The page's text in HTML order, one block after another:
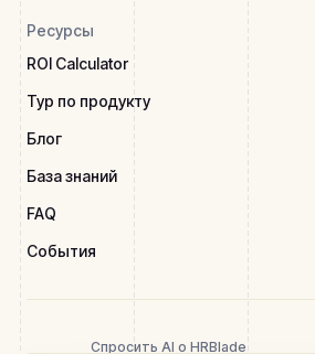
Ресурсы
ROI Calculator
Тур по продукту
Блог
База знаний
FAQ
События
Спросить AI о HRBlade